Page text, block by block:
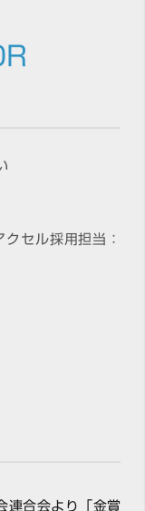
セル採用担当：
連合会より「金賞